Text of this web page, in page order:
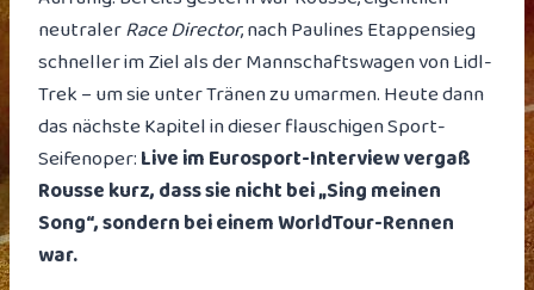
neutralerRace Director, nach Paulines Etappensieg
schneller im Ziel als der Mannschaftswagen von Lidl-
Trek – um sie unter Tränen zu umarmen. Heute dann
das nächste Kapitel in dieser flauschigen Sport-
Seifenoper:Live im Eurosport-Interview vergaß
Rousse kurz, dass sie nicht bei „Sing meinen
Song“, sondern bei einem WorldTour-Rennen
war.